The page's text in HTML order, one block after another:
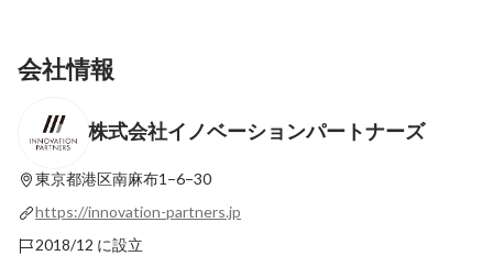
会社情報
株式会社イノベーションパートナーズ
東京都港区南麻布1−6−30
https://innovation-partners.jp
2018/12 に設立